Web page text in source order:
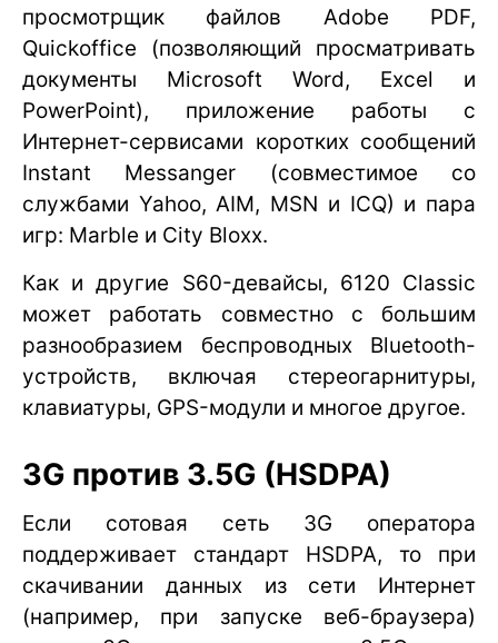
просмотрщик файлов Adobe PDF,
Quickoffice (позволяющий просматривать
документы Microsoft Word, Excel и
PowerPoint), приложение работы с
Интернет-сервисами коротких сообщений
Instant Messanger (совместимое со
службами Yahoo, AIM, MSN и ICQ) и пара
игр: Marble и City Bloxx.
Как и другие S60-девайсы, 6120 Classic
может работать совместно с большим
разнообразием беспроводных Bluetooth-
устройств, включая стереогарнитуры,
клавиатуры, GPS-модули и многое другое.
3G против 3.5G (HSDPA)
Если сотовая сеть 3G оператора
поддерживает стандарт HSDPA, то при
скачивании данных из сети Интернет
(например, при запуске веб-браузера)